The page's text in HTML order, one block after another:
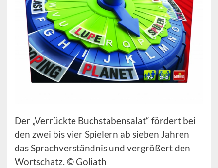
Der „Verrückte Buchstabensalat“ fördert bei
den zwei bis vier Spielern ab sieben Jahren
das Sprachverständnis und vergrößert den
Wortschatz. © Goliath